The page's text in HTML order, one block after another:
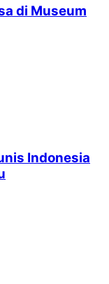
di Museum
Indonesia